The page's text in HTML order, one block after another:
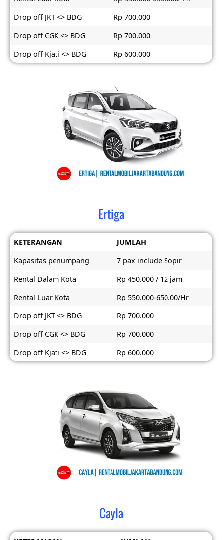
Drop off JKT <> BDG
Rp 700.000
Drop off CGK <> BDG
Rp 700.000
Drop off Kjati <> BDG
Rp 600.000
Ertiga
KETERANGAN
JUMLAH
Kapasitas penumpang
7 pax include Sopir
Rental Dalam Kota
Rp 450.000 / 12 jam
Rental Luar Kota
Rp 550.000-650.00/Hr
Drop off JKT <> BDG
Rp 700.000
Drop off CGK <> BDG
Rp 700.000
Drop off Kjati <> BDG
Rp 600.000
Cayla